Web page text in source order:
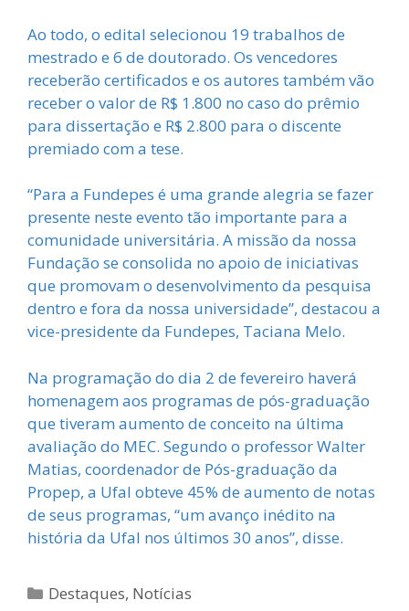
Ao todo, o edital selecionou 19 trabalhos de
mestrado e 6 de doutorado. Os vencedores
receberão certificados e os autores também vão
receber o valor de R$ 1.800 no caso do prêmio
para dissertação e R$ 2.800 para o discente
premiado com a tese.
“Para a Fundepes é uma grande alegria se fazer
presente neste evento tão importante para a
comunidade universitária. A missão da nossa
Fundação se consolida no apoio de iniciativas
que promovam o desenvolvimento da pesquisa
dentro e fora da nossa universidade”, destacou a
vice-presidente da Fundepes, Taciana Melo.
Na programação do dia 2 de fevereiro haverá
homenagem aos programas de pós-graduação
que tiveram aumento de conceito na última
avaliação do MEC. Segundo o professor Walter
Matias, coordenador de Pós-graduação da
Propep, a Ufal obteve 45% de aumento de notas
de seus programas, “um avanço inédito na
história da Ufal nos últimos 30 anos”, disse.
Categorias
Destaques, Notícias